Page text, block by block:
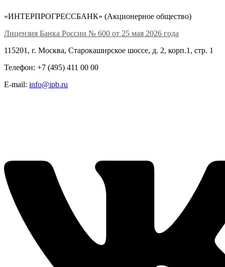
«ИНТЕРПРОГРЕССБАНК» (Акционерное общество)
Лицензия Банка России № 600 от 25 мая 2026 года
115201, г. Москва, Старокаширское шоссе, д. 2, корп.1, стр. 1
Телефон: +7 (495) 411 00 00
E-mail: info@ipb.ru